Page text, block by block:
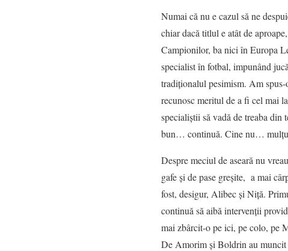
Numai că nu e cazul să ne
chiar dacă titlul e atât de
Campionilor, ba nici în Europa
specialist în fotbal, impunând
tradiționalul pesimism. Am
recunosc meritul de a fi cel mai
specialiștii să vadă de treaba
bun… continuă. Cine nu…
Despre meciul de aseară nu
gafe și de pase greșite, a mai
fost, desigur, Alibec și Niță.
continuă să aibă intervenții
mai zbârcit-o pe ici, pe colo, pe
De Amorim și Boldrin au muncit